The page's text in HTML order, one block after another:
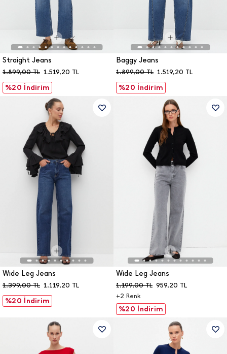
%20 İndirim
1.519,20 TL
1.899,00 TL
Straight Jeans
%20 İndirim
1.519,20 TL
1.899,00 TL
Baggy Jeans
%20 İndirim
1.119,20 TL
1.399,00 TL
Wide Leg Jeans
%20 İndirim
959,20 TL
1.199,00 TL
+2 Renk
Wide Leg Jeans